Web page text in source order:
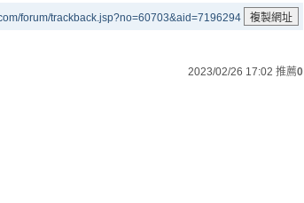
forum/trackback.jsp?no=60703&aid=7196294
2023/02/26 17:02 推薦0